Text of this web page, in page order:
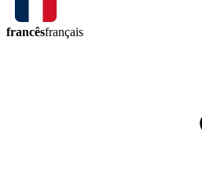
francêsfrançais